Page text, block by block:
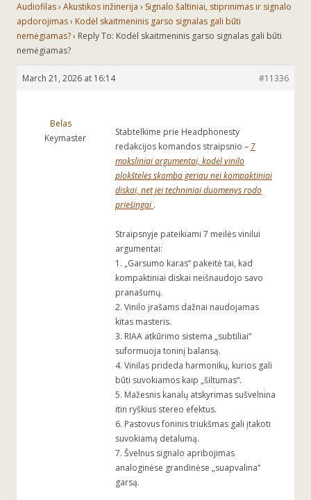
Audiofilas› Akustikos inžinerija › Signalo šaltiniai, stiprinimas ir signalo
apdorojimas› Kodėl skaitmeninis garso signalas gali būti
nemėgiamas?› Reply To: Kodėl skaitmeninis garso signalas gali būti
nemėgiamas?
March 21, 2026 at 16:14 #11336
Belas
Keymaster
Stabtelkime prie Headphonesty
redakcijos komandos straipsnio – 7
moksliniai argumentai, kodėl vinilo
plokštelės skamba geriau nei kompaktiniai
diskai, net jei techniniai duomenys rodo
priešingai .
Straipsnyje pateikiami 7 meilės vinilui
argumentai:
1. „Garsumo karas“ pakeitė tai, kad
kompaktiniai diskai neišnaudojo savo
pranašumų.
2. Vinilo įrašams dažnai naudojamas
kitas masteris.
3. RIAA atkūrimo sistema „subtiliai“
suformuoja toninį balansą.
4. Vinilas prideda harmonikų, kurios gali
būti suvokiamos kaip „šiltumas“.
5. Mažesnis kanalų atskyrimas sušvelnina
itin ryškius stereo efektus.
6. Pastovus foninis triukšmas gali įtakoti
suvokiamą detalumą.
7. Švelnus signalo apribojimas
analoginėse grandinėse „suapvalina“
garsą.